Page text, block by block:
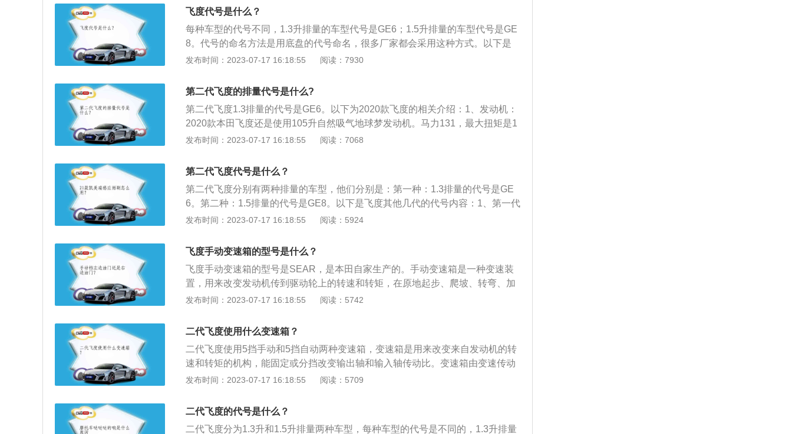
原理：机械式变速箱主要应用了齿轮传动的降速原理。简单的说，变速箱内有多
组传动比不同的齿轮副，而汽车行驶时的换档行为，也就是通过操纵机构使变速
箱内不同的齿轮副工作。如在低速时，让传动比大的齿轮副工作，而在高速时，
让传动比小的齿轮副工作。
飞度代号是什么？
每种车型的代号不同，1.3升排量的车型代号是GE6；1.5升排量的车型代号是GE
8。代号的命名方法是用底盘的代号命名，很多厂家都会采用这种方式。以下是
飞度的相关介绍：1、车型：飞度在中国销售的车型一共有三代。具体的代号分
度：1.3排量的代号是GE6；1.5排量的代号是GE8。第三代飞度：1.3排量的未引
进；只有1.5排量的车型。1.5排量的代号是GK5。2、动力：飞度配备1.5LL4自然
吸气发动机，该发动机拥有96千瓦的功率和155牛米的扭距，在同级别发动机里
面无人可出其，其手动挡的车型百公里加速时间可以做到九秒以内，自动挡的车
型也在十秒以内，在获得强劲动力的同时又不会以高油耗作为代价。
发布时间：2023-07-17 16:18:55 阅读：7930
第二代飞度的排量代号是什么?
第二代飞度1.3排量的代号是GE6。以下为2020款飞度的相关介绍：1、发动机：
2020款本田飞度还是使用105升自然吸气地球梦发动机。马力131，最大扭矩是1
55牛米，最大功率转速为6600转每分钟，最大扭矩转速4600转每分钟。2、变速
速箱。3、尺度：长宽高分别为4096/1695/1525mm，轴距为2530mm。
发布时间：2023-07-17 16:18:55 阅读：7068
第二代飞度代号是什么？
第二代飞度分别有两种排量的车型，他们分别是：第一种：1.3排量的代号是GE
6。第二种：1.5排量的代号是GE8。以下是飞度其他几代的代号内容：1、第一代
飞度：1.3排量的代号是GD1，1.5排量的代号是GD3。2、第三代飞度：1.3排量
1.5LL4自然吸气发动机，该发动机拥有96千瓦的功率和155牛米的扭距，在同级
别发动机里面无人可出其，其手动挡的车型百公里加速时间可以做到九秒以内，
自动挡的车型也在十秒以内，在获得强劲动力的同时又不会以高油耗作为代价。
发布时间：2023-07-17 16:18:55 阅读：5924
飞度手动变速箱的型号是什么？
飞度手动变速箱的型号是SEAR，是本田自家生产的。手动变速箱是一种变速装
置，用来改变发动机传到驱动轮上的转速和转矩，在原地起步、爬坡、转弯、加
速等各种工况下，使汽车获得不同的牵引力和速度，同时使发动机工作在较为有
长4109毫米、宽1694毫米、高1537毫米m，轴距为2530毫米，油箱容积为40
升。
发布时间：2023-07-17 16:18:55 阅读：5742
二代飞度使用什么变速箱？
二代飞度使用5挡手动和5挡自动两种变速箱，变速箱是用来改变来自发动机的转
速和转矩的机构，能固定或分挡改变输出轴和输入轴传动比。变速箱由变速传动
机构和操纵机构组成，有些汽车还有动力输出机构。二代飞度是广汽本田推出的
融为一体，凸显凌厉和劲酷，车身侧面运用特有的劲酷刀锋式双腰线设计，带来
让人跃跃欲试的前冲力。
发布时间：2023-07-17 16:18:55 阅读：5709
二代飞度的代号是什么？
二代飞度分为1.3升和1.5升排量两种车型，每种车型的代号是不同的，1.3升排量